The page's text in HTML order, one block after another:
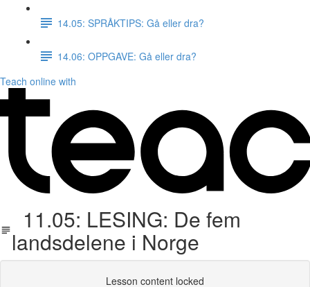
14.05: SPRÅKTIPS: Gå eller dra?
14.06: OPPGAVE: Gå eller dra?
Teach online with
11.05: LESING: De fem
landsdelene i Norge
Lesson content locked